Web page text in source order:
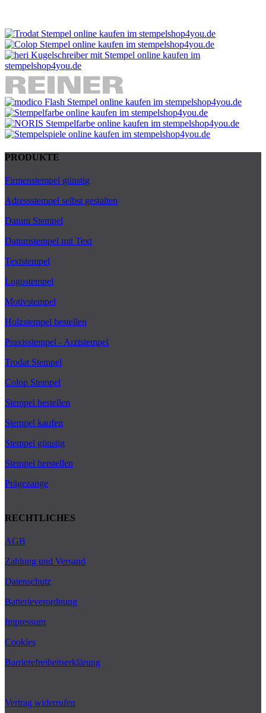
PRODUKTE
Firmenstempel günstig
Adressstempel selbst gestalten
Datum Stempel
Datumstempel mit Text
Textstempel
Logostempel
Motivstempel
Holzstempel bestellen
Praxisstempel - Arztstempel
Trodat Stempel
Colop Stempel
Stempel bestellen
Stempel kaufen
Stempel günstig
Stempel herstellen
Prägezange
RECHTLICHES
AGB
Zahlung und Versand
Datenschutz
Batterieverordnung
Impressum
Cookies
Barrierefreiheitserklärung
Vertrag widerrufen